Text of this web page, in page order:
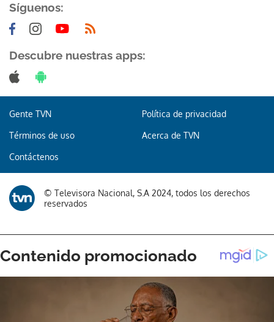
Síguenos:
Descubre nuestras apps:
Gente TVN Política de privacidad
Términos de uso Acerca de TVN
Contáctenos
© Televisora Nacional, S.A 2024, todos los derechos
reservados